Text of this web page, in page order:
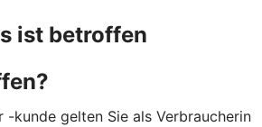
ist betroffen
-kunde gelten Sie als Verbraucherin